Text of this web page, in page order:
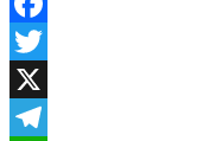
Facebook
Twitter
X